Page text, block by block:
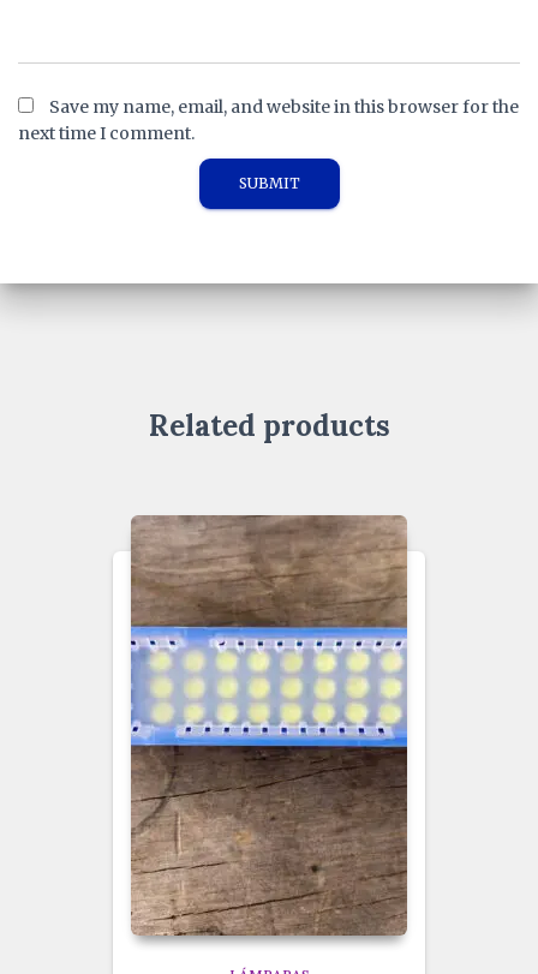
Save my name, email, and website in this browser for the
next time I comment.
Related products